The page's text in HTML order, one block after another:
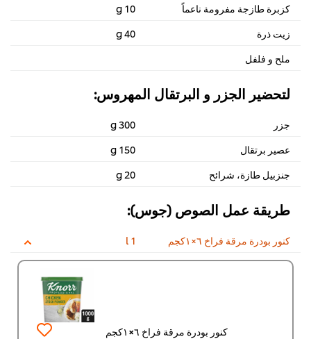
كزبرة طازجة مفرومة ناعماً
10 g
زيت ذرة
40 g
ملح و فلفل
لتحضير الجزر و البرتقال المهروس:
جزر
300 g
عصير برتقال
150 g
جنزبيل طازة، شرائح
20 g
طريقة عمل الصوص (جوس):
كنور بودرة مرقة فراخ ٦×١كجم
كنور بودرة مرقة فراخ ٦×١كجم